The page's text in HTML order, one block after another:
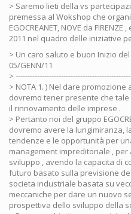
> Saremo lieti della vs
premessa al Wokshop che
EGOCREANET, NOVE da
2011 nel quadro delle iniziative
> Un caro saluto e buon Inizio del
05/GENN/11
>
> NOTA 1. ) Nel dare
dovremo tener presente che
il rinnovamento delle imprese .
> Pertanto noi del gruppo
dovremo avere la lungimiranza,
tendenze e le opportunità per
management impreditoriale ,
sviluppo , avendo la capacita di
futuro basato sulla previsione
societa industriale basata su
meccaniche per dare un nuovo
prospettiva dello sviluppo della